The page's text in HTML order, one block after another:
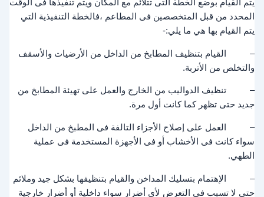
يتم القيام بوضع الخطة التى تتلائم مع المكان ويتم تنفيذها فى الوقت
المحدد من قبل المتخصصين فى المطاعم ،فالخطة التنفيذية التي
يتم القيام بها هي ما يلي:-
– القيام بتنظيف المطابخ من الداخل من الأرضيات والأسقف
والتخلص من الأتربة.
– تنظيف الدواليب من الخارج والعمل على تهيئة المطابخ من
جديد حتى تظهر كما كانت أول مرة.
– العمل على إصلاح الأجزاء التالفة فى المطبخ من الداخل
سواء كانت فى الأخشاب أو فى الأجهزة المستخدمة فى عملية
الطهي.
– الإهتمام بتسليك المداخن والقيام بتنظيفها بشكل جيد وملائم
حتى لا تسبب فى التعرض لأى أضرار سواء داخلية أو أضرار خارجية